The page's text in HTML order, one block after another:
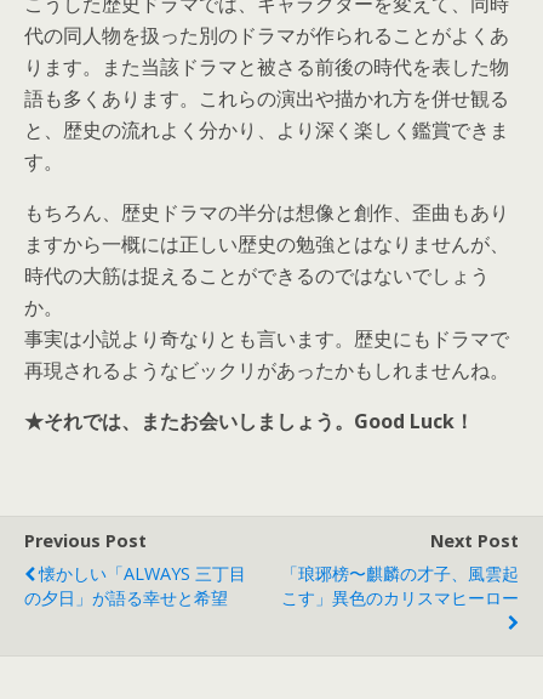
代の同人物を扱った別のドラマが作られることがよくあ
ります。また当該ドラマと被さる前後の時代を表した物
語も多くあります。これらの演出や描かれ方を併せ観る
と、歴史の流れよく分かり、より深く楽しく鑑賞できま
す。
もちろん、歴史ドラマの半分は想像と創作、歪曲もあり
ますから一概には正しい歴史の勉強とはなりませんが、
時代の大筋は捉えることができるのではないでしょう
か。
事実は小説より奇なりとも言います。歴史にもドラマで
再現されるようなビックリがあったかもしれませんね。
★それでは、またお会いしましょう。Good Luck！
Previous Post
懐かしい「ALWAYS 三丁目
の夕日」が語る幸せと希望
Next Post
「琅琊榜〜麒麟の才子、風雲起
こす」異色のカリスマヒーロー